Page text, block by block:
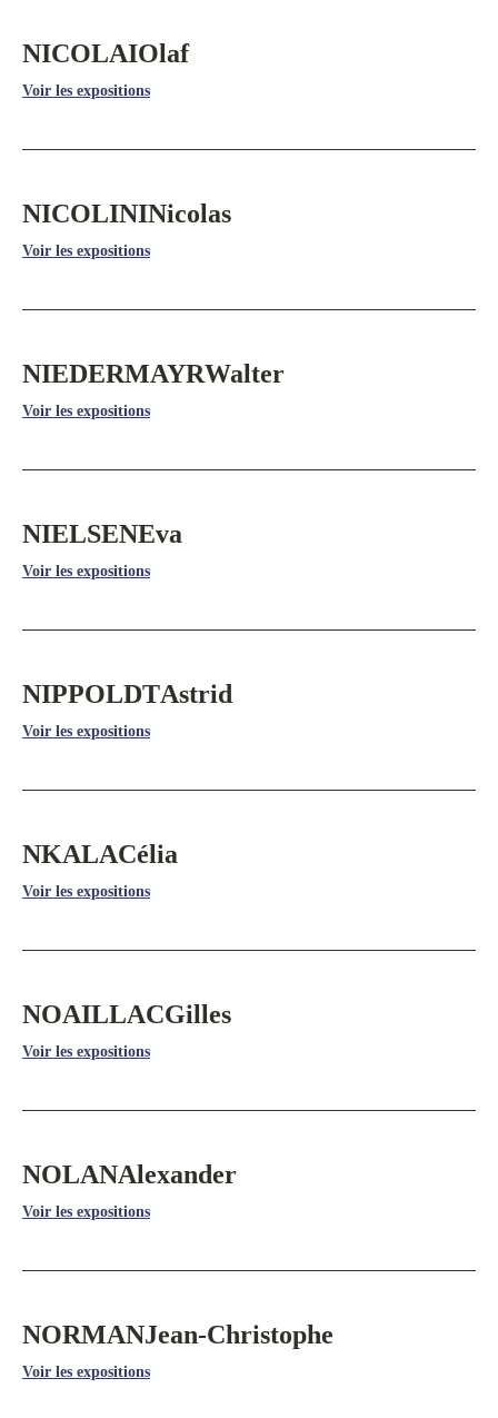
NICOLAIOlaf
Voir les expositions
NICOLININicolas
Voir les expositions
NIEDERMAYRWalter
Voir les expositions
NIELSENEva
Voir les expositions
NIPPOLDTAstrid
Voir les expositions
NKALACélia
Voir les expositions
NOAILLACGilles
Voir les expositions
NOLANAlexander
Voir les expositions
NORMANJean-Christophe
Voir les expositions